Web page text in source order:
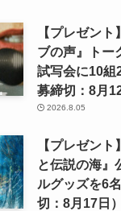
【プレゼン
ブの声』トー
試写会に10
募締切：8月12
2026.8.05
【プレゼン
と伝説の海』
ルグッズを6
切：8月17日）